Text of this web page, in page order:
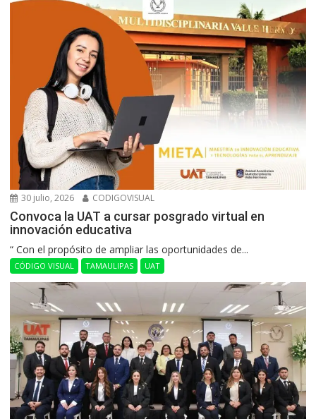
30 julio, 2026 CODIGOVISUAL
Convoca la UAT a cursar posgrado virtual en
innovación educativa
“ Con el propósito de ampliar las oportunidades de...
CÓDIGO VISUAL TAMAULIPAS UAT